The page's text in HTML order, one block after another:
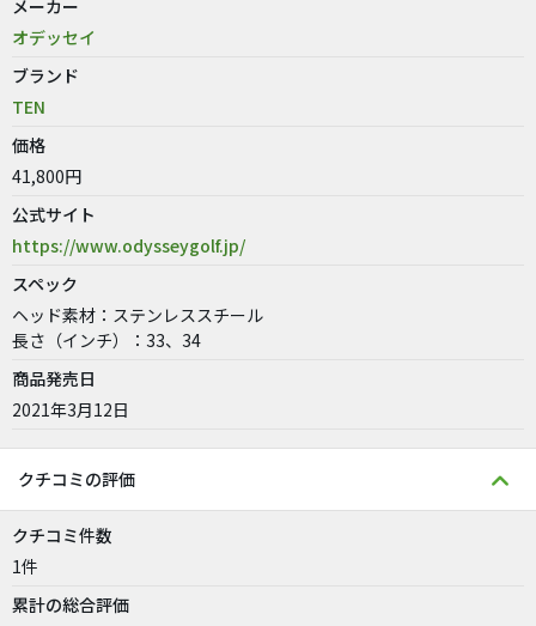
メーカー
オデッセイ
ブランド
TEN
価格
41,800円
公式サイト
https://www.odysseygolf.jp/
スペック
ヘッド素材：ステンレススチール
長さ（インチ）：33、34
商品発売日
2021年3月12日
クチコミの評価
クチコミ件数
1件
累計の総合評価